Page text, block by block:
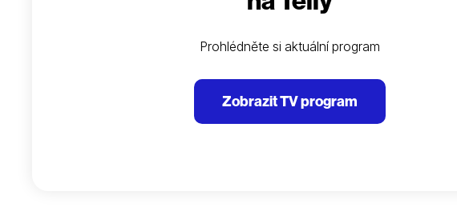
Prohlédněte si aktuální program
Zobrazit TV program